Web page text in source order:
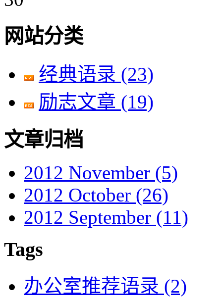
网站分类
经典语录 (23)
励志文章 (19)
文章归档
2012 November (5)
2012 October (26)
2012 September (11)
Tags
办公室推荐语录 (2)